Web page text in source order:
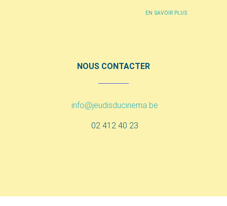
EN SAVOIR PLUS
NOUS CONTACTER
info@jeudisducinema.be
02 412 40 23